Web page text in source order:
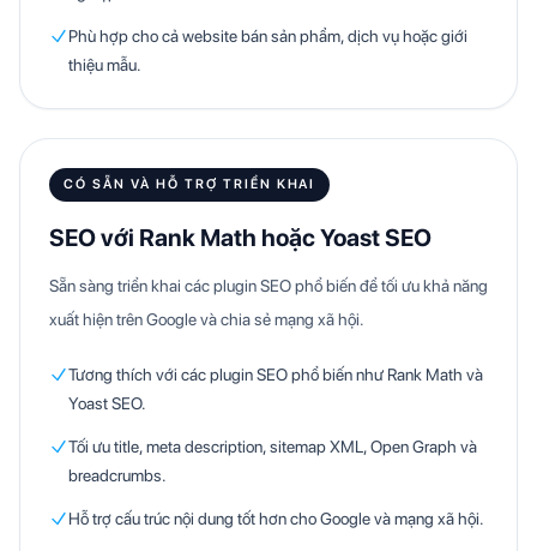
Phù hợp cho cả website bán sản phẩm, dịch vụ hoặc giới
thiệu mẫu.
CÓ SẴN VÀ HỖ TRỢ TRIỂN KHAI
SEO với Rank Math hoặc Yoast SEO
Sẵn sàng triển khai các plugin SEO phổ biến để tối ưu khả năng
xuất hiện trên Google và chia sẻ mạng xã hội.
Tương thích với các plugin SEO phổ biến như Rank Math và
Yoast SEO.
Tối ưu title, meta description, sitemap XML, Open Graph và
breadcrumbs.
Hỗ trợ cấu trúc nội dung tốt hơn cho Google và mạng xã hội.